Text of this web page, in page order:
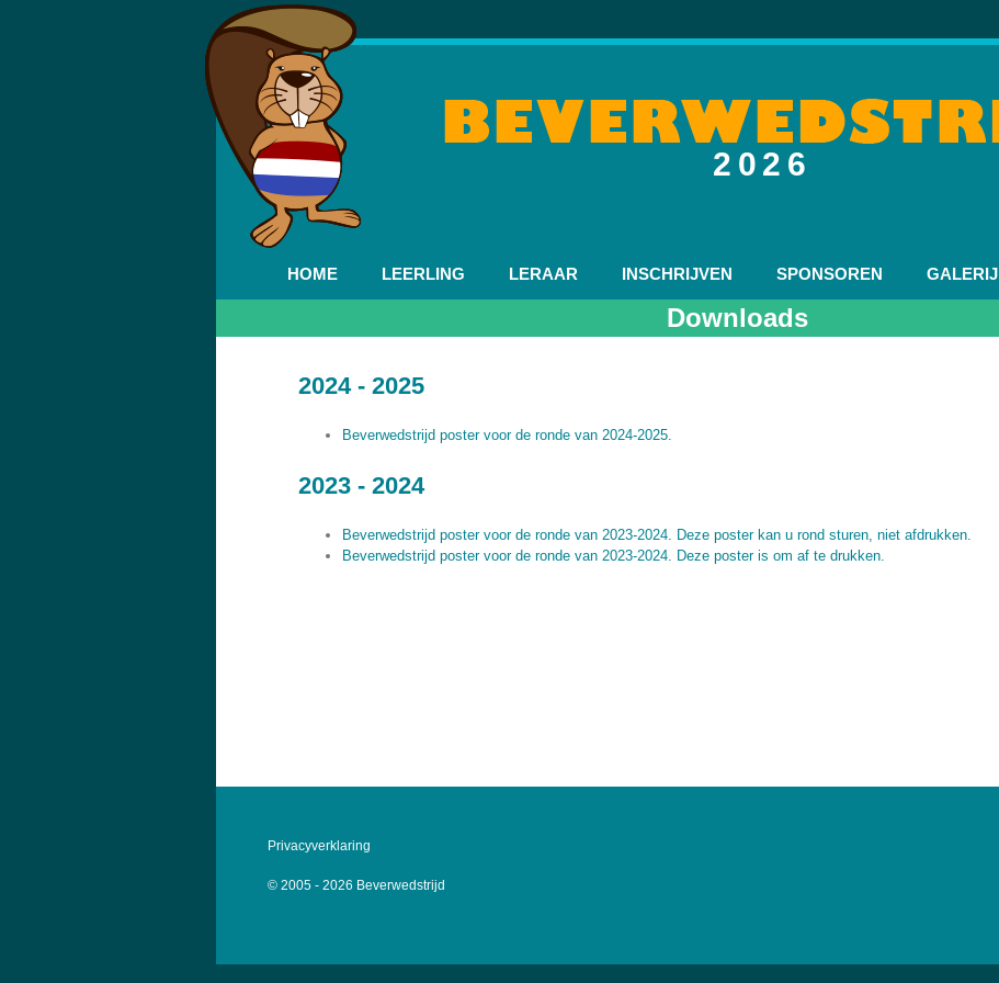
2026
HOME LEERLING LERAAR INSCHRIJVEN SPONSOREN GALERIJ
Downloads
2024 - 2025
Beverwedstrijd poster voor de ronde van 2024-2025.
2023 - 2024
Beverwedstrijd poster voor de ronde van 2023-2024. Deze poster kan u rond sturen, niet afdrukken.
Beverwedstrijd poster voor de ronde van 2023-2024. Deze poster is om af te drukken.
Privacyverklaring
© 2005 - 2026 Beverwedstrijd